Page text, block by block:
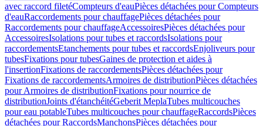
avec raccord filetéCompteurs d'eauPièces détachées pour Compteurs
d'eauRaccordements pour chauffagePièces détachées pour
Raccordements pour chauffageAccessoiresPièces détachées pour
AccessoiresIsolations pour tubes et raccordsIsolations pour
raccordementsEtanchements pour tubes et raccordsEnjoliveurs pour
tubesFixations pour tubesGaines de protection et aides à
l'insertionFixations de raccordementsPièces détachées pour
Fixations de raccordementsArmoires de distributionPièces détachées
pour Armoires de distributionFixations pour nourrice de
distributionJoints d'étanchéitéGeberit MeplaTubes multicouches
pour eau potableTubes multicouches pour chauffageRaccordsPièces
détachées pour RaccordsManchonsPièces détachées pour